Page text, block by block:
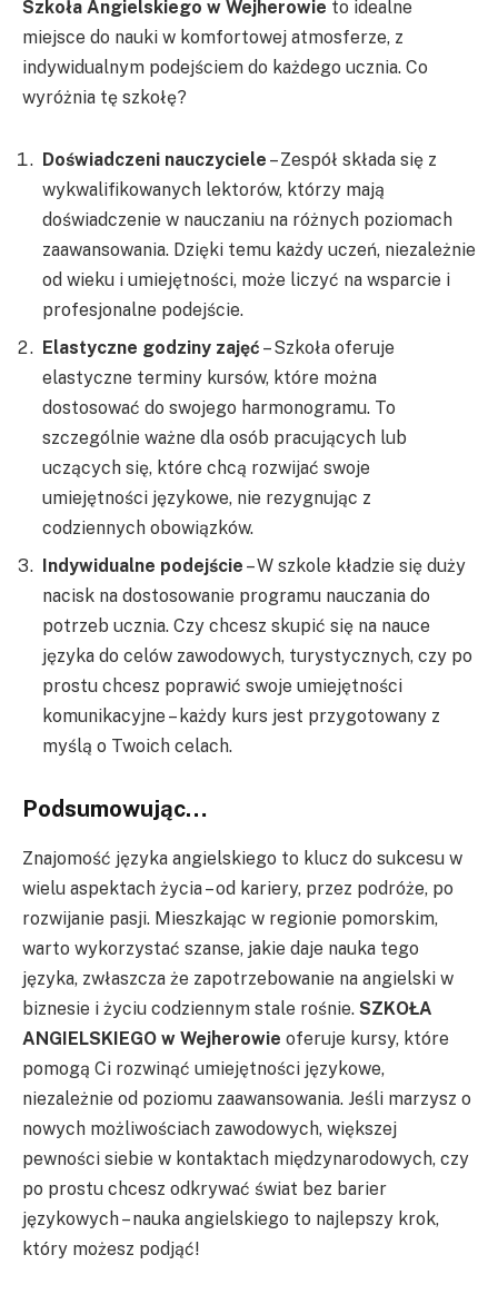
Szkoła Angielskiego w Wejherowie to idealne
miejsce do nauki w komfortowej atmosferze, z
indywidualnym podejściem do każdego ucznia. Co
wyróżnia tę szkołę?
Doświadczeni nauczyciele – Zespół składa się z
wykwalifikowanych lektorów, którzy mają
doświadczenie w nauczaniu na różnych poziomach
zaawansowania. Dzięki temu każdy uczeń, niezależnie
od wieku i umiejętności, może liczyć na wsparcie i
profesjonalne podejście.
Elastyczne godziny zajęć – Szkoła oferuje
elastyczne terminy kursów, które można
dostosować do swojego harmonogramu. To
szczególnie ważne dla osób pracujących lub
uczących się, które chcą rozwijać swoje
umiejętności językowe, nie rezygnując z
codziennych obowiązków.
Indywidualne podejście – W szkole kładzie się duży
nacisk na dostosowanie programu nauczania do
potrzeb ucznia. Czy chcesz skupić się na nauce
języka do celów zawodowych, turystycznych, czy po
prostu chcesz poprawić swoje umiejętności
komunikacyjne – każdy kurs jest przygotowany z
myślą o Twoich celach.
Podsumowując…
Znajomość języka angielskiego to klucz do sukcesu w
wielu aspektach życia – od kariery, przez podróże, po
rozwijanie pasji. Mieszkając w regionie pomorskim,
warto wykorzystać szanse, jakie daje nauka tego
języka, zwłaszcza że zapotrzebowanie na angielski w
biznesie i życiu codziennym stale rośnie. SZKOŁA
ANGIELSKIEGO w Wejherowie oferuje kursy, które
pomogą Ci rozwinąć umiejętności językowe,
niezależnie od poziomu zaawansowania. Jeśli marzysz o
nowych możliwościach zawodowych, większej
pewności siebie w kontaktach międzynarodowych, czy
po prostu chcesz odkrywać świat bez barier
językowych – nauka angielskiego to najlepszy krok,
który możesz podjąć!